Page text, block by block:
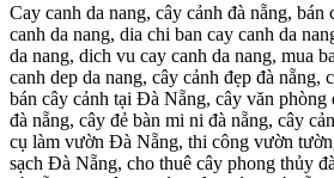
Cay canh da nang, cây cảnh đà nẵng, bán
canh da nang, dia chi ban cay canh da
da nang, dich vu cay canh da nang, mua
canh dep da nang, cây cảnh đẹp đà nẵng,
bán cây cảnh tại Đà Nẵng, cây văn phòng
đà nẵng, cây đẻ bàn mi ni đà nẵng, cây
cụ làm vườn Đà Nẵng, thi công vườn
sạch Đà Nẵng, cho thuê cây phong thủy